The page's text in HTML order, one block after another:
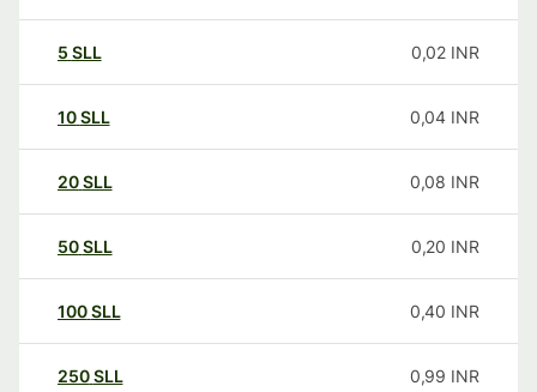
5 SLL 0,02 INR
10SLL 0,04 INR
20SLL 0,08 INR
50SLL 0,20 INR
100SLL 0,40 INR
250SLL 0,99 INR